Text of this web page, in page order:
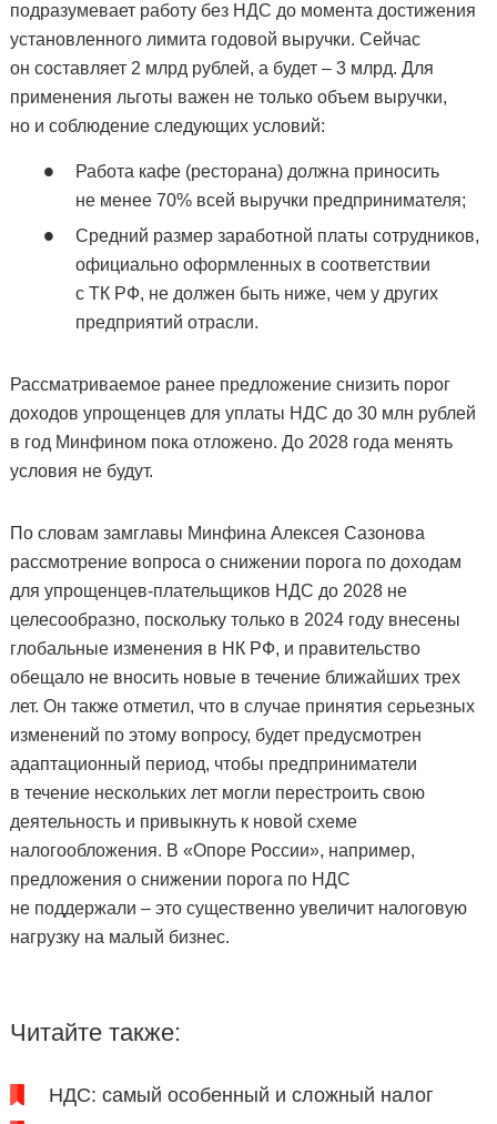
подразумевает работу без НДС до момента достижения
установленного лимита годовой выручки. Сейчас
он составляет 2 млрд рублей, а будет – 3 млрд. Для
применения льготы важен не только объем выручки,
но и соблюдение следующих условий:
Работа кафе (ресторана) должна приносить
не менее 70% всей выручки предпринимателя;
Средний размер заработной платы сотрудников,
официально оформленных в соответствии
с ТК РФ, не должен быть ниже, чем у других
предприятий отрасли.
Рассматриваемое ранее предложение снизить порог
доходов упрощенцев для уплаты НДС до 30 млн рублей
в год Минфином пока отложено. До 2028 года менять
условия не будут.
По словам замглавы Минфина Алексея Сазонова
рассмотрение вопроса о снижении порога по доходам
для упрощенцев-плательщиков НДС до 2028 не
целесообразно, поскольку только в 2024 году внесены
глобальные изменения в НК РФ, и правительство
обещало не вносить новые в течение ближайших трех
лет. Он также отметил, что в случае принятия серьезных
изменений по этому вопросу, будет предусмотрен
адаптационный период, чтобы предприниматели
в течение нескольких лет могли перестроить свою
деятельность и привыкнуть к новой схеме
налогообложения. В «Опоре России», например,
предложения о снижении порога по НДС
не поддержали – это существенно увеличит налоговую
нагрузку на малый бизнес.
Читайте также:
НДС: самый особенный и сложный налог